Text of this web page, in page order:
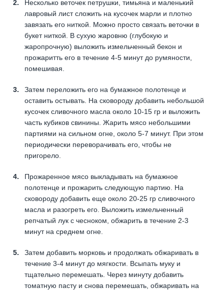
Несколько веточек петрушки, тимьяна и маленький
лавровый лист сложить на кусочек марли и плотно
завязать его ниткой. Можно просто связать веточки в
букет ниткой. В сухую жаровню (глубокую и
жаропрочную) выложить измельченный бекон и
прожаритть его в течение 4-5 минут до румяности,
помешивая.
Затем переложить его на бумажное полотенце и
оставить остывать. На сковороду добавить небольшой
кусочек сливочного масла около 10-15 гр и выложить
часть кубиков свинины. Жарить мясо небольшими
партиями на сильном огне, около 5-7 минут. При этом
периодически переворачивать его, чтобы не
пригорело.
Прожаренное мясо выкладывать на бумажное
полотенце и прожарить следующую партию. На
сковороду добавить еще около 20-25 гр сливочного
масла и разогреть его. Выложить измельченный
репчатый лук с чесноком, обжарить в течение 2-3
минут на среднем огне.
Затем добавить морковь и продолжать обжаривать в
течение 3-4 минут до мягкости. Всыпать муку и
тщательно перемешать. Через минуту добавить
томатную пасту и снова перемешать, обжаривать на